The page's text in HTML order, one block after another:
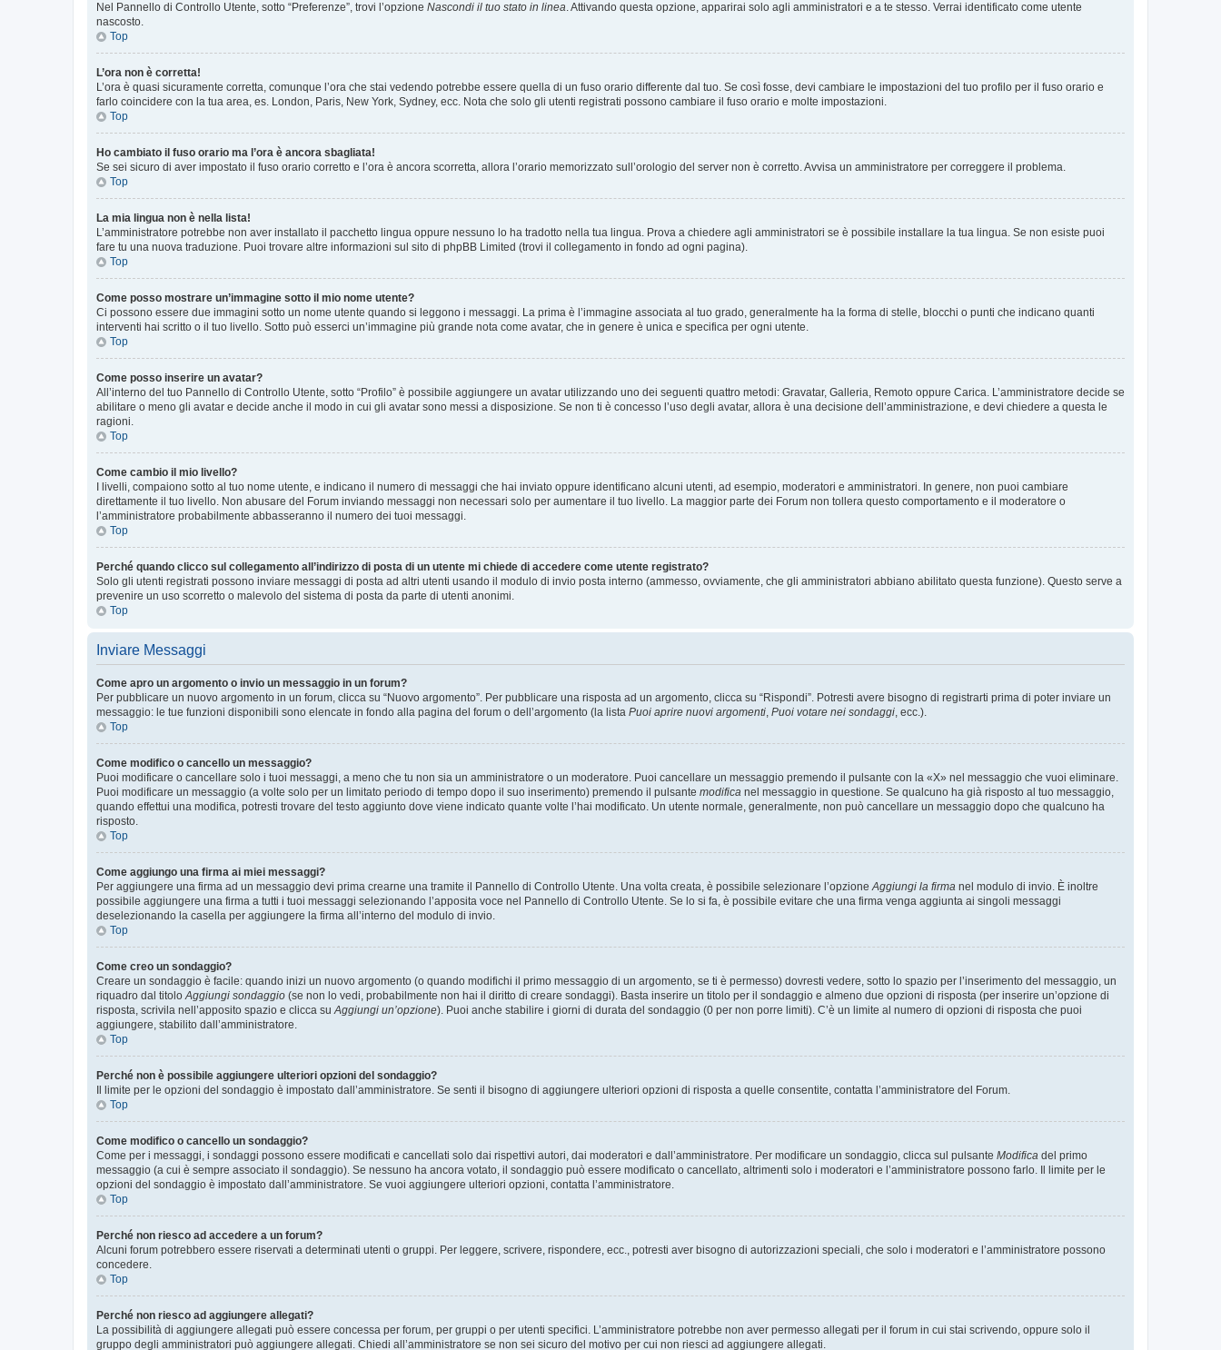
Nel Pannello di Controllo Utente, sotto “Preferenze”, trovi l’opzione Nascondi il tuo stato in linea. Attivando questa opzione, apparirai solo agli amministratori e a te stesso. Verrai identificato come utente
nascosto.
Top
L’ora non è corretta!
L’ora è quasi sicuramente corretta, comunque l’ora che stai vedendo potrebbe essere quella di un fuso orario differente dal tuo. Se così fosse, devi cambiare le impostazioni del tuo profilo per il fuso orario e
farlo coincidere con la tua area, es. London, Paris, New York, Sydney, ecc. Nota che solo gli utenti registrati possono cambiare il fuso orario e molte impostazioni.
Top
Ho cambiato il fuso orario ma l’ora è ancora sbagliata!
Se sei sicuro di aver impostato il fuso orario corretto e l’ora è ancora scorretta, allora l’orario memorizzato sull’orologio del server non è corretto. Avvisa un amministratore per correggere il problema.
Top
La mia lingua non è nella lista!
L’amministratore potrebbe non aver installato il pacchetto lingua oppure nessuno lo ha tradotto nella tua lingua. Prova a chiedere agli amministratori se è possibile installare la tua lingua. Se non esiste puoi
fare tu una nuova traduzione. Puoi trovare altre informazioni sul sito di phpBB Limited (trovi il collegamento in fondo ad ogni pagina).
Top
Come posso mostrare un’immagine sotto il mio nome utente?
Ci possono essere due immagini sotto un nome utente quando si leggono i messaggi. La prima è l’immagine associata al tuo grado, generalmente ha la forma di stelle, blocchi o punti che indicano quanti
interventi hai scritto o il tuo livello. Sotto può esserci un’immagine più grande nota come avatar, che in genere è unica e specifica per ogni utente.
Top
Come posso inserire un avatar?
All’interno del tuo Pannello di Controllo Utente, sotto “Profilo” è possibile aggiungere un avatar utilizzando uno dei seguenti quattro metodi: Gravatar, Galleria, Remoto oppure Carica. L’amministratore decide se
abilitare o meno gli avatar e decide anche il modo in cui gli avatar sono messi a disposizione. Se non ti è concesso l’uso degli avatar, allora è una decisione dell’amministrazione, e devi chiedere a questa le
ragioni.
Top
Come cambio il mio livello?
I livelli, compaiono sotto al tuo nome utente, e indicano il numero di messaggi che hai inviato oppure identificano alcuni utenti, ad esempio, moderatori e amministratori. In genere, non puoi cambiare
direttamente il tuo livello. Non abusare del Forum inviando messaggi non necessari solo per aumentare il tuo livello. La maggior parte dei Forum non tollera questo comportamento e il moderatore o
l’amministratore probabilmente abbasseranno il numero dei tuoi messaggi.
Top
Perché quando clicco sul collegamento all’indirizzo di posta di un utente mi chiede di accedere come utente registrato?
Solo gli utenti registrati possono inviare messaggi di posta ad altri utenti usando il modulo di invio posta interno (ammesso, ovviamente, che gli amministratori abbiano abilitato questa funzione). Questo serve a
prevenire un uso scorretto o malevolo del sistema di posta da parte di utenti anonimi.
Top
Inviare Messaggi
Come apro un argomento o invio un messaggio in un forum?
Per pubblicare un nuovo argomento in un forum, clicca su “Nuovo argomento”. Per pubblicare una risposta ad un argomento, clicca su “Rispondi”. Potresti avere bisogno di registrarti prima di poter inviare un
messaggio: le tue funzioni disponibili sono elencate in fondo alla pagina del forum o dell’argomento (la lista Puoi aprire nuovi argomenti, Puoi votare nei sondaggi, ecc.).
Top
Come modifico o cancello un messaggio?
Puoi modificare o cancellare solo i tuoi messaggi, a meno che tu non sia un amministratore o un moderatore. Puoi cancellare un messaggio premendo il pulsante con la «X» nel messaggio che vuoi eliminare.
Puoi modificare un messaggio (a volte solo per un limitato periodo di tempo dopo il suo inserimento) premendo il pulsante modifica nel messaggio in questione. Se qualcuno ha già risposto al tuo messaggio,
quando effettui una modifica, potresti trovare del testo aggiunto dove viene indicato quante volte l’hai modificato. Un utente normale, generalmente, non può cancellare un messaggio dopo che qualcuno ha
risposto.
Top
Come aggiungo una firma ai miei messaggi?
Per aggiungere una firma ad un messaggio devi prima crearne una tramite il Pannello di Controllo Utente. Una volta creata, è possibile selezionare l’opzioneAggiungi la firma nel modulo di invio. È inoltre
possibile aggiungere una firma a tutti i tuoi messaggi selezionando l’apposita voce nel Pannello di Controllo Utente. Se lo si fa, è possibile evitare che una firma venga aggiunta ai singoli messaggi
deselezionando la casella per aggiungere la firma all’interno del modulo di invio.
Top
Come creo un sondaggio?
Creare un sondaggio è facile: quando inizi un nuovo argomento (o quando modifichi il primo messaggio di un argomento, se ti è permesso) dovresti vedere, sotto lo spazio per l’inserimento del messaggio, un
riquadro dal titoloAggiungi sondaggio (se non lo vedi, probabilmente non hai il diritto di creare sondaggi). Basta inserire un titolo per il sondaggio e almeno due opzioni di risposta (per inserire un’opzione di
risposta, scrivila nell’apposito spazio e clicca suAggiungi un’opzione). Puoi anche stabilire i giorni di durata del sondaggio (0 per non porre limiti). C’è un limite al numero di opzioni di risposta che puoi
aggiungere, stabilito dall’amministratore.
Top
Perché non è possibile aggiungere ulteriori opzioni del sondaggio?
Il limite per le opzioni del sondaggio è impostato dall’amministratore. Se senti il bisogno di aggiungere ulteriori opzioni di risposta a quelle consentite, contatta l’amministratore del Forum.
Top
Come modifico o cancello un sondaggio?
Come per i messaggi, i sondaggi possono essere modificati e cancellati solo dai rispettivi autori, dai moderatori e dall’amministratore. Per modificare un sondaggio, clicca sul pulsante Modifica del primo
messaggio (a cui è sempre associato il sondaggio). Se nessuno ha ancora votato, il sondaggio può essere modificato o cancellato, altrimenti solo i moderatori e l’amministratore possono farlo. Il limite per le
opzioni del sondaggio è impostato dall’amministratore. Se vuoi aggiungere ulteriori opzioni, contatta l’amministratore.
Top
Perché non riesco ad accedere a un forum?
Alcuni forum potrebbero essere riservati a determinati utenti o gruppi. Per leggere, scrivere, rispondere, ecc., potresti aver bisogno di autorizzazioni speciali, che solo i moderatori e l’amministratore possono
concedere.
Top
Perché non riesco ad aggiungere allegati?
La possibilità di aggiungere allegati può essere concessa per forum, per gruppi o per utenti specifici. L’amministratore potrebbe non aver permesso allegati per il forum in cui stai scrivendo, oppure solo il
gruppo degli amministratori può aggiungere allegati. Chiedi all’amministratore se non sei sicuro del motivo per cui non riesci ad aggiungere allegati.